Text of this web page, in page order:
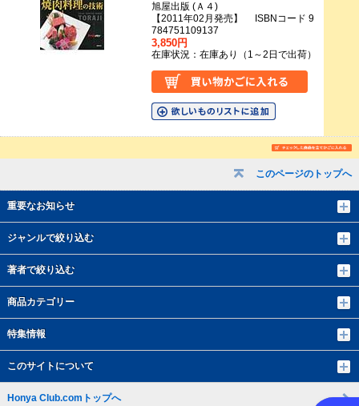
このページのトップへ
重要なお知らせ
ジャンルで絞り込む
著者で絞り込む
商品カテゴリー
特集情報
このサイトについて
旭屋出版 (Ａ４)
【2011年02月発売】 ISBNコード 9
784751109137
3,850円
在庫状況：在庫あり（1～2日で出荷）
Honya Club.comトップへ